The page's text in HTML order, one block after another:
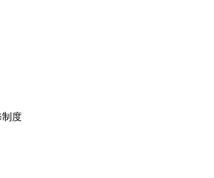
制度